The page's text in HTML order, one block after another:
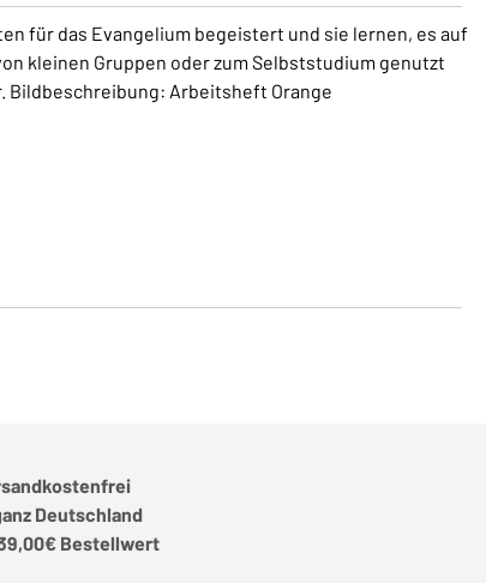
für das Evangelium begeistert und sie lernen, es auf
kleinen Gruppen oder zum Selbststudium genutzt
Arbeitsheft Orange
Deutschland
Bestellwert